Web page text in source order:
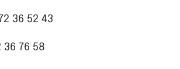
36 52 43
76 58